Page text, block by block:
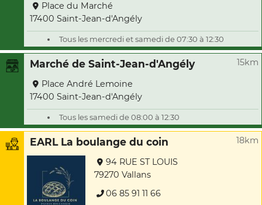
Place du Marché
17400 Saint-Jean-d'Angély
Tous les mercredi et samedi de 07:30 à 12:30
Marché de Saint-Jean-d'Angély 15km
Place André Lemoine
17400 Saint-Jean-d'Angély
Tous les samedi de 08:00 à 12:30
EARL La boulange du coin 18km
94 RUE ST LOUIS
79270 Vallans
06 85 91 11 66